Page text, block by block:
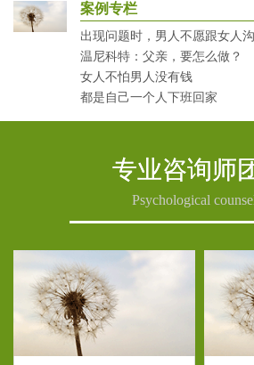
案例专栏
出现问题时，男人不愿跟女人
温尼科特：父亲，要怎么做？
女人不怕男人没有钱
都是自己一个人下班回家
专业咨询师
Psychological
Previous